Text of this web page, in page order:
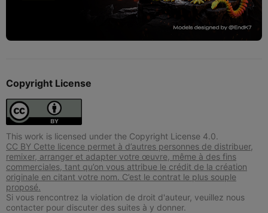
Copyright License
This work is licensed under the Copyright License 4.0.
CC BY Cette licence permet à d’autres personnes de distribuer,
remixer, arranger et adapter votre œuvre, même à des fins
commerciales, tant qu’on vous attribue le crédit de la création
originale en citant votre nom. C’est le contrat le plus souple
proposé.
Si vous rencontrez la violation de droit d'auteur, veuillez nous
contacter pour discuter des suites à y donner.